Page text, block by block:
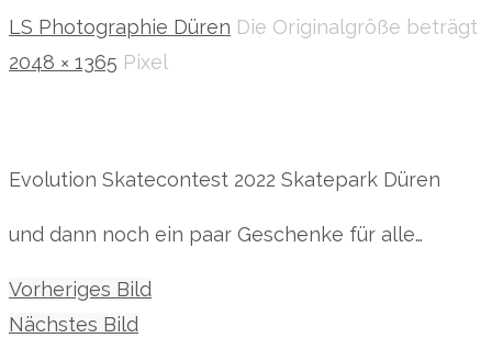
LS Photographie Düren Die Originalgröße beträgt
2048 × 1365 Pixel
Evolution Skatecontest 2022 Skatepark Düren
und dann noch ein paar Geschenke für alle…
Vorheriges Bild
Nächstes Bild